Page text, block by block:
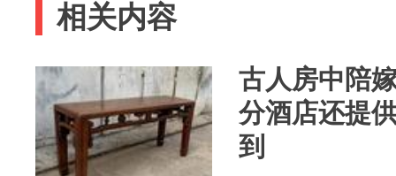
相关内容
古人房中陪
分酒店还提
到